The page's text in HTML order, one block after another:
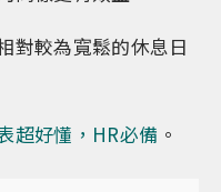
對較為寬鬆的休息日
超好懂，HR必備 。